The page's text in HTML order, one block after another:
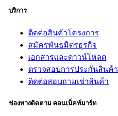
บริการ
ติดต่อสินค้าโครงการ
สมัครพันธมิตรธุรกิจ
เอกสารและดาวน์โหลด
ตรวจสอบการประกันสินค้า
ติดต่อสอบถามเช่าสินค้า
ช่องทางติดตาม คอนเน็คท์มาร์ท